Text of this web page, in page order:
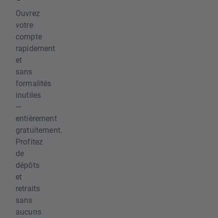
Ouvrez
votre
compte
rapidement
et
sans
formalités
inutiles
—
entièrement
gratuitement.
Profitez
de
dépôts
et
retraits
sans
aucuns